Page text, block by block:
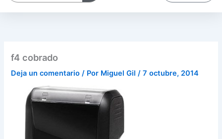
f4 cobrado
Deja un comentario / Por Miguel Gil /7 octubre, 2014